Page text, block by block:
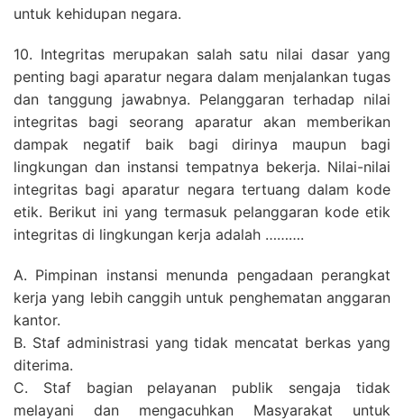
untuk kehidupan negara.
10. Integritas merupakan salah satu nilai dasar yang
penting bagi aparatur negara dalam menjalankan tugas
dan tanggung jawabnya. Pelanggaran terhadap nilai
integritas bagi seorang aparatur akan memberikan
dampak negatif baik bagi dirinya maupun bagi
lingkungan dan instansi tempatnya bekerja. Nilai-nilai
integritas bagi aparatur negara tertuang dalam kode
etik. Berikut ini yang termasuk pelanggaran kode etik
integritas di lingkungan kerja adalah ……….
A. Pimpinan instansi menunda pengadaan perangkat
kerja yang lebih canggih untuk penghematan anggaran
kantor.
B. Staf administrasi yang tidak mencatat berkas yang
diterima.
C. Staf bagian pelayanan publik sengaja tidak
melayani dan mengacuhkan Masyarakat untuk